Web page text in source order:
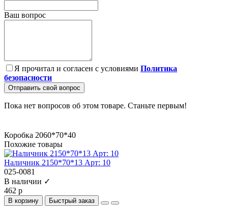
Ваш вопрос
Я прочитал и согласен с условиями Политика
безопасности
Отправить свой вопрос
Пока нет вопросов об этом товаре. Станьте первым!
Коробка 2060*70*40
Похожие товары
Наличник 2150*70*13 Арт: 10
025-0081
В наличии ✓
462 р
В корзину Быстрый заказ